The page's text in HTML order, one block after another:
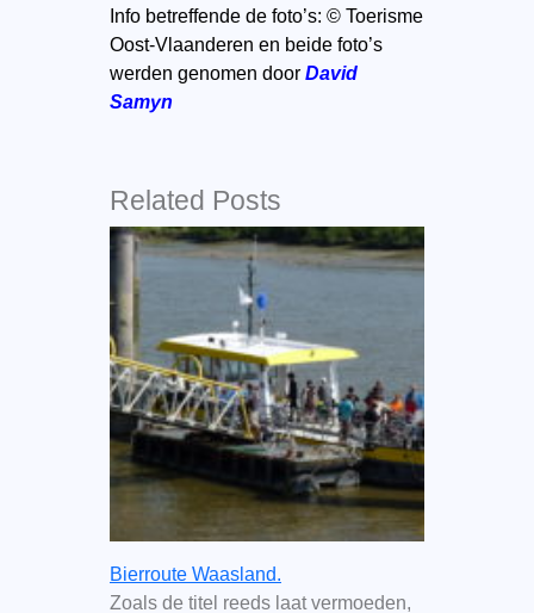
Info betreffende de foto’s: © Toerisme
Oost-Vlaanderen en beide foto’s
werden genomen door David
Samyn
Related Posts
Bierroute Waasland.
Zoals de titel reeds laat vermoeden,